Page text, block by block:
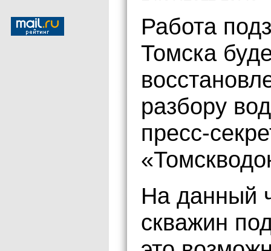
Работа
Томска
разбору
пресс-
На данный
скважин